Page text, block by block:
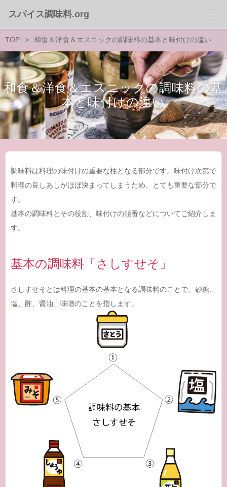
スパイス調味料.org
TOP 和食＆洋食＆エスニックの調味料の基本と味付けの違い
和食＆洋食＆エスニックの調味料の基
本と味付けの違い
調味料は料理の味付けの重要な柱となる部分です。味付け次第で
料理の良しあしがほぼ決まってしまうため、とても重要な部分で
す。
基本の調味料とその役割、味付けの順番などについてご紹介しま
す。
基本の調味料「さしすせそ」
さしすせそとは料理の基本の基本となる調味料のことで、砂糖、
塩、酢、醤油、味噌のことを指します。